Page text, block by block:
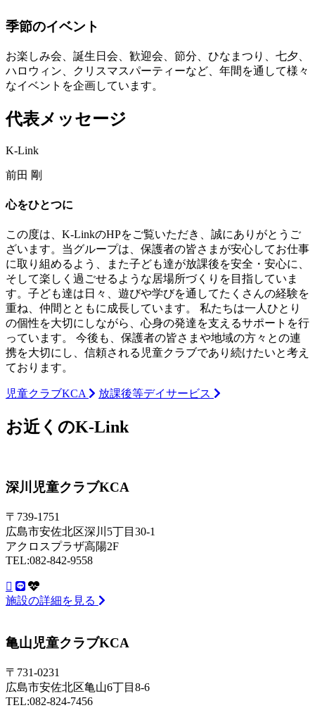
季節のイベント
お楽しみ会、誕生日会、歓迎会、節分、ひなまつり、七夕、
ハロウィン、クリスマスパーティーなど、年間を通して様々
なイベントを企画しています。
代表メッセージ
K-Link
前田 剛
心をひとつに
この度は、K-LinkのHPをご覧いただき、誠にありがとうご
ざいます。当グループは、保護者の皆さまが安心してお仕事
に取り組めるよう、また子ども達が放課後を安全・安心に、
そして楽しく過ごせるような居場所づくりを目指していま
す。子ども達は日々、遊びや学びを通してたくさんの経験を
重ね、仲間とともに成長しています。 私たちは一人ひとり
の個性を大切にしながら、心身の発達を支えるサポートを行
っています。 今後も、保護者の皆さまや地域の方々との連
携を大切にし、信頼される児童クラブであり続けたいと考え
ております。
児童クラブKCA 放課後等デイサービス
お近くのK-Link
深川児童クラブKCA
〒739-1751
広島市安佐北区深川5丁目30-1
アクロスプラザ高陽2F
TEL:082-842-9558
施設の詳細を見る
亀山児童クラブKCA
〒731-0231
広島市安佐北区亀山6丁目8-6
TEL:082-824-7456